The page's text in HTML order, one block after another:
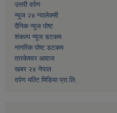
उत्तरी दर्पण
न्युज २४ ग्यालेक्सी
दैनिक न्युज पोष्ट
शंकल्प न्यूज डटकम
नागरिक पोष्ट डटकम
तारकेश्वर आवाज
खबर २४ नेपाल
दर्पण मल्टि मिडिया प्रा.लि.